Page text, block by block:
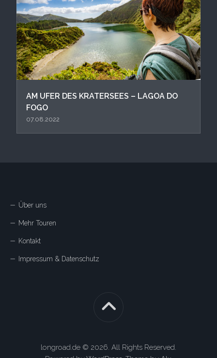
AM UFER DES KRATERSEES – LAGOA DO
FOGO
07.08.2022
Über uns
Mehr Touren
Kontakt
Impressum & Datenschutz
longroad.de © 2026. All Rights Reserved.